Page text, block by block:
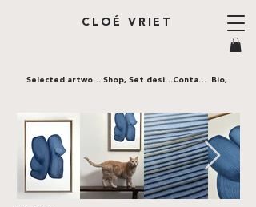
CLOÉ VRIET
Contact,
Selected artworks, Shop, Set design, Bio,